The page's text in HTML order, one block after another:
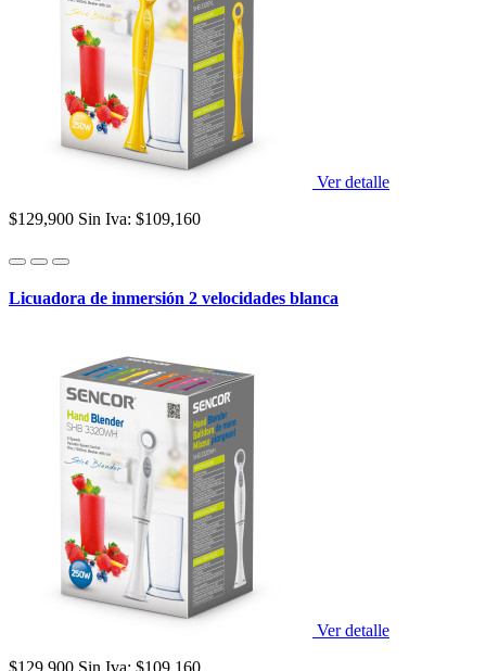
Ver detalle
$129,900 Sin Iva: $109,160
Licuadora de inmersión 2 velocidades blanca
Ver detalle
$129,900 Sin Iva: $109,160